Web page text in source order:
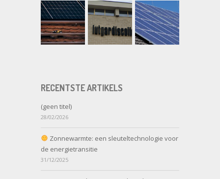
RECENTSTE ARTIKELS
(geen titel)
28/02/2026
Zonnewarmte: een sleuteltechnologie voor
de energietransitie
31/12/2025